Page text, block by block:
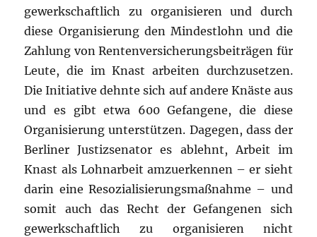
gewerkschaftlich zu organisieren und durch
diese Organisierung den Mindestlohn und die
Zahlung von Rentenversicherungsbeiträgen für
Leute, die im Knast arbeiten durchzusetzen.
Die Initiative dehnte sich auf andere Knäste aus
und es gibt etwa 600 Gefangene, die diese
Organisierung unterstützen. Dagegen, dass der
Berliner Justizsenator es ablehnt, Arbeit im
Knast als Lohnarbeit amzuerkennen – er sieht
darin eine Resozialisierungsmaßnahme – und
somit auch das Recht der Gefangenen sich
gewerkschaftlich zu organisieren nicht